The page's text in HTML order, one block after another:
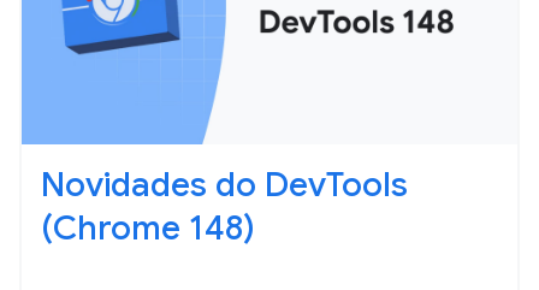
Novidades do DevTools
(Chrome 148)